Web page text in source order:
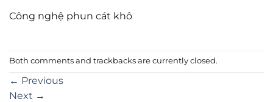
Công nghệ phun cát khô
Both comments and trackbacks are currently closed.
← Previous
Next →